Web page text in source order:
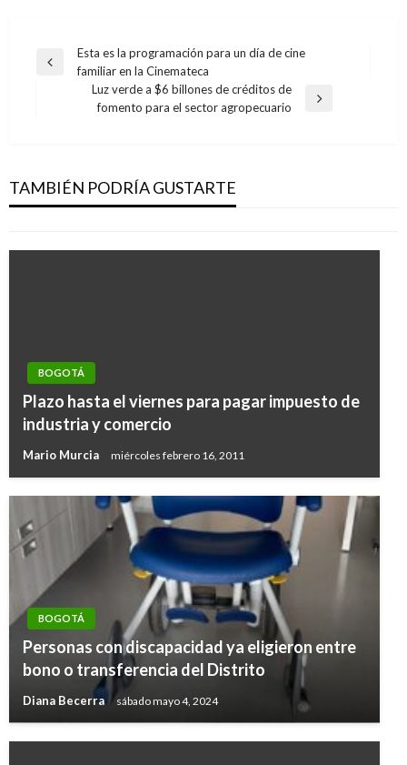
Navegación
entradas
Entrada
Esta es la programación para un día de cine
familiar en la Cinemateca
Luz verde a $6 billones de créditos de
fomento para el sector agropecuario
TAMBIÉN PODRÍA GUSTARTE
muerto y tres heridos
Iván Briceño miércoles abril 26, 2017
BOGOTÁ
Plazo hasta el viernes para pagar impuesto de
industria y comercio
Mario Murcia miércoles febrero 16, 2011
BOGOTÁ
Personas con discapacidad ya eligieron entre
bono o transferencia del Distrito
Diana Becerra sábado mayo 4, 2024